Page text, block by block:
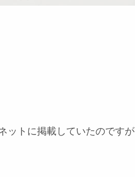
ットに掲載していたのですが